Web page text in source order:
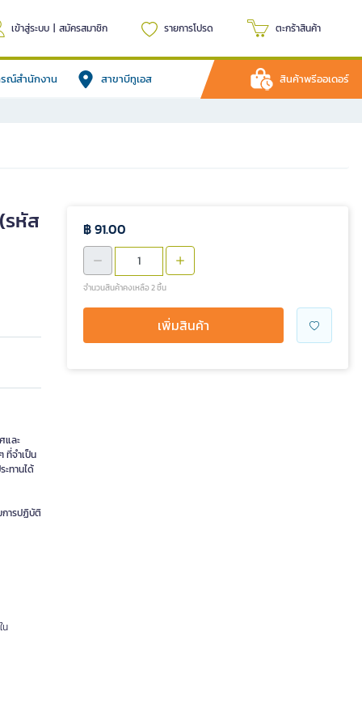
เข้าสู่ระบบ | สมัครสมาชิก รายการโปรด ตะกร้าสินค้า
รณ์สำนักงาน สาขาบีทูเอส สินค้าพรีออเดอร์
รหัส
และ
ที่จำเป็น
ทานได้
การปฏิบัติ
น
฿ 91.00
จำนวนสินค้าคงเหลือ 2 ชิ้น
เพิ่มสินค้า